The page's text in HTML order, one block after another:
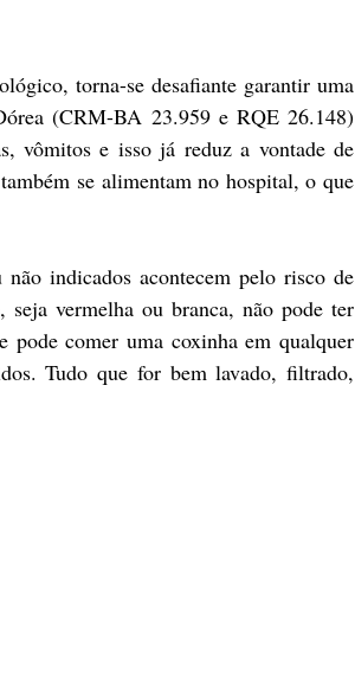
(CRM-BA 23.959 e RQE 26.148)
vômitos e isso já reduz a vontade de
se alimentam no hospital, o que
vermelha ou branca, não pode ter
pode comer uma coxinha em qualquer
Tudo que for bem lavado, filtrado,